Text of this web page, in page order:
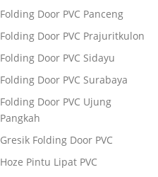
Folding Door PVC Panceng
Folding Door PVC Prajuritkulon
Folding Door PVC Sidayu
Folding Door PVC Surabaya
Folding Door PVC Ujung
Pangkah
Gresik Folding Door PVC
Hoze Pintu Lipat PVC